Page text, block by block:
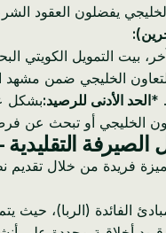
يفضلون العقود
بيت التمويل الكويتي
الخليجي ضمن مشهد
*الحد الأدنى للرصيد:بشكل عام 500
الخليجي أو تبحث عن
الصيرفة
فريدة من خلال تقديم
الفائدة (الربا)،